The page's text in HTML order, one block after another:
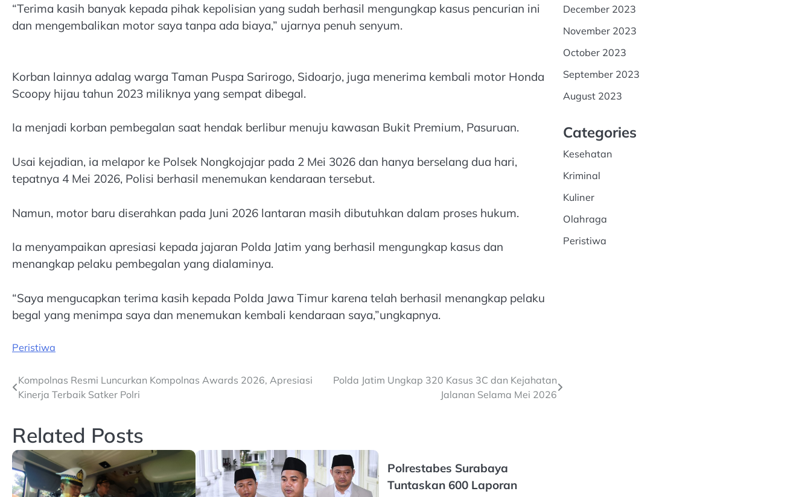
“Terima kasih banyak kepada pihak kepolisian yang sudah berhasil mengungkap kasus pencurian ini
dan mengembalikan motor saya tanpa ada biaya,” ujarnya penuh senyum.
Korban lainnya adalag warga Taman Puspa Sarirogo, Sidoarjo, juga menerima kembali motor Honda
Scoopy hijau tahun 2023 miliknya yang sempat dibegal.
Ia menjadi korban pembegalan saat hendak berlibur menuju kawasan Bukit Premium, Pasuruan.
Usai kejadian, ia melapor ke Polsek Nongkojajar pada 2 Mei 3026 dan hanya berselang dua hari,
tepatnya 4 Mei 2026, Polisi berhasil menemukan kendaraan tersebut.
Namun, motor baru diserahkan pada Juni 2026 lantaran masih dibutuhkan dalam proses hukum.
Ia menyampaikan apresiasi kepada jajaran Polda Jatim yang berhasil mengungkap kasus dan
menangkap pelaku pembegalan yang dialaminya.
“Saya mengucapkan terima kasih kepada Polda Jawa Timur karena telah berhasil menangkap pelaku
begal yang menimpa saya dan menemukan kembali kendaraan saya,”ungkapnya.
Peristiwa
Post
navigation
Kompolnas Resmi Luncurkan Kompolnas Awards 2026, Apresiasi
Kinerja Terbaik Satker Polri
Polda Jatim Ungkap 320 Kasus 3C dan Kejahatan
Jalanan Selama Mei 2026
Related Posts
Polrestabes Surabaya
Tuntaskan 600 Laporan
December 2023
November 2023
October 2023
September 2023
August 2023
Categories
Kesehatan
Kriminal
Kuliner
Olahraga
Peristiwa